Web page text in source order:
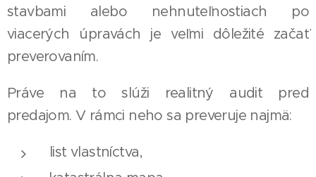
stavbami alebo nehnuteľnostiach po
viacerých úpravách je veľmi dôležité začať
preverovaním.
Práve na to slúži realitný audit pred
predajom. V rámci neho sa preveruje najmä:
list vlastníctva,